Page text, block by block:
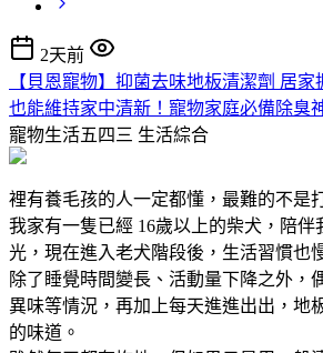
2天前
【貝恩寵物】抑菌去味地板清潔劑 居
也能維持家中清新！寵物家庭必備除臭
寵物生活五四三 生活綜合
裡有養毛孩的人一定都懂，最難的不是
我家有一隻已經 16歲以上的柴犬，陪伴
光，現在進入老犬階段後，生活習慣也
除了睡覺時間變長、活動量下降之外，
異味等情況，再加上每天進進出出，地
的味道。